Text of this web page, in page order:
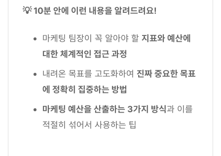
💡 10분 안에 이런 내용을 알려드려요!
마케팅 팀장이 꼭 알아야 할 지표와 예산에
대한 체계적인 접근 과정
내려온 목표를 고도화하여 진짜 중요한 목표
에 정확히 집중하는 방법
마케팅 예산을 산출하는 3가지 방식과 이를
적절히 섞어서 사용하는 팁